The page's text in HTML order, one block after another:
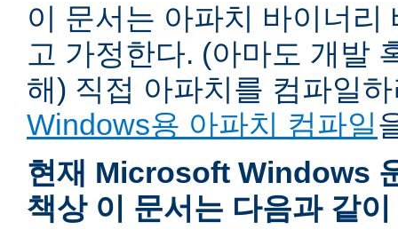
이 문서는 아파치 바이너리
고 가정한다. (아마도 개발
해) 직접 아파치를 컴파일
Windows용 아파치 컴파일
현재 Microsoft Windows
책상 이 문서는 다음과 같